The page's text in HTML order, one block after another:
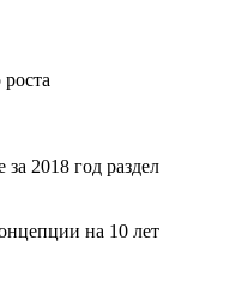
2018 год раздел
на 10 лет